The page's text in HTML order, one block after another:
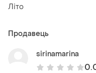
Літо
Продавець
sirinamarina